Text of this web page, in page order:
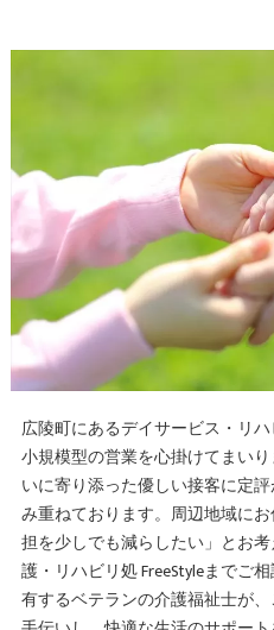
広陵町にあるデイサービス・リハ
小規模型の営業を心掛けてまい
いに寄り添った優しい接客に定
み重ねております。周辺地域に
担を少しでも減らしたい」とお
護・リハビリ処 FreeStyleまでご
有するベテランの介護福祉士が